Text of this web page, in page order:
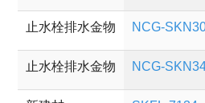
止水栓排水金物 NCG-
止水栓排水金物 NCG-